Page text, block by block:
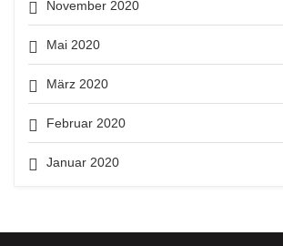
November 2020
Mai 2020
März 2020
Februar 2020
Januar 2020